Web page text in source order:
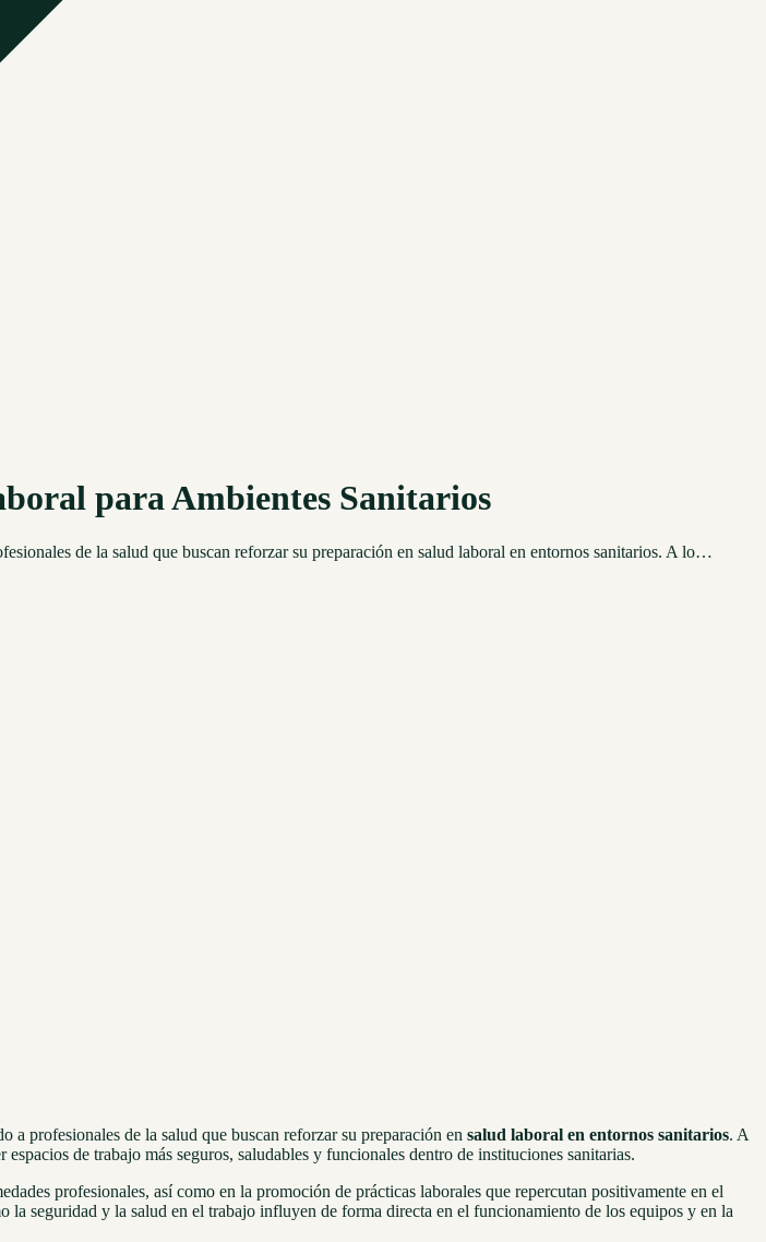
para Ambientes Sanitarios
de la salud que buscan reforzar su preparación en salud laboral en entornos sanitarios. A lo…
a profesionales de la salud que buscan reforzar su preparación en salud laboral en entornos sanitarios. A
espacios de trabajo más seguros, saludables y funcionales dentro de instituciones sanitarias.
profesionales, así como en la promoción de prácticas laborales que repercutan positivamente en el
la seguridad y la salud en el trabajo influyen de forma directa en el funcionamiento de los equipos y en la